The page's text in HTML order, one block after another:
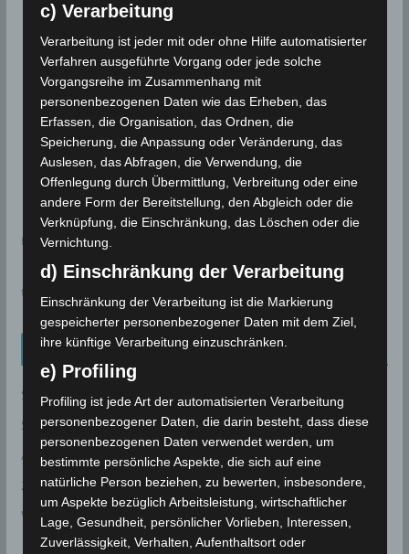
meteoblue
time.is - Sonnenzeiten
Neueinträge Glossar
Sommer 2003
Sturmflut
AE
24P/Schaumasse
Wolfsmond
c) Verarbeitung
Verarbeitung ist jeder mit oder ohne Hilfe automatisierter
Verfahren ausgeführte Vorgang oder jede solche
Vorgangsreihe im Zusammenhang mit
personenbezogenen Daten wie das Erheben, das
Erfassen, die Organisation, das Ordnen, die
Speicherung, die Anpassung oder Veränderung, das
Auslesen, das Abfragen, die Verwendung, die
Offenlegung durch Übermittlung, Verbreitung oder eine
andere Form der Bereitstellung, den Abgleich oder die
Verknüpfung, die Einschränkung, das Löschen oder die
Vernichtung.
d) Einschränkung der Verarbeitung
Einschränkung der Verarbeitung ist die Markierung
gespeicherter personenbezogener Daten mit dem Ziel,
ihre künftige Verarbeitung einzuschränken.
e) Profiling
Profiling ist jede Art der automatisierten Verarbeitung
personenbezogener Daten, die darin besteht, dass diese
personenbezogenen Daten verwendet werden, um
bestimmte persönliche Aspekte, die sich auf eine
natürliche Person beziehen, zu bewerten, insbesondere,
um Aspekte bezüglich Arbeitsleistung, wirtschaftlicher
Lage, Gesundheit, persönlicher Vorlieben, Interessen,
Zuverlässigkeit, Verhalten, Aufenthaltsort oder